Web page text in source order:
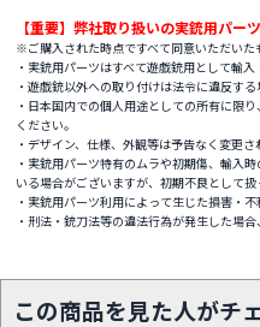
【重要】弊社取り扱いの実銃用パー
※ご購入された時点ですべて同意いただいた
・実銃用パーツはすべて遊戯銃用として輸入
・遊戯銃以外への取り付けは法令に違反す
・日本国内での個人用途としての所有に限
ください。
・デザイン、仕様、外観等は予告なく変更さ
・実銃用パーツ特有のムラや初期傷、輸入
いる場合がございますが、初期不良として扱
・実銃用パーツ利用によって生じた損害・
・刑法・銃刀法等の違法行為が発生した場
この商品を見た人がチ